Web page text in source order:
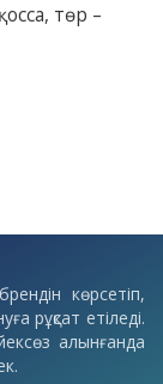
төр –
көрсетіп,
рұқсат етіледі.
алынғанда